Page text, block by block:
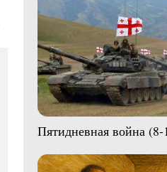
Пятидневная война (8-